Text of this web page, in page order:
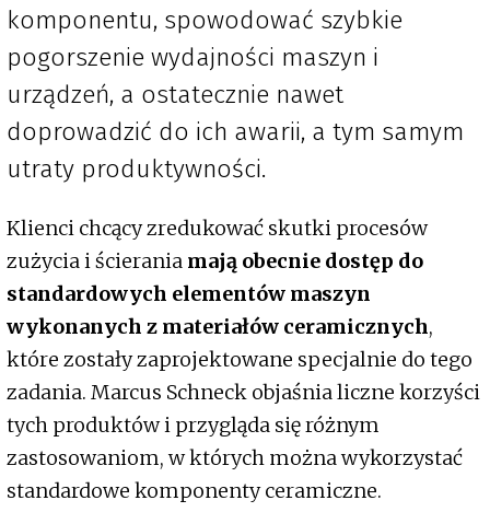
komponentu, spowodować szybkie
pogorszenie wydajności maszyn i
urządzeń, a ostatecznie nawet
doprowadzić do ich awarii, a tym samym
utraty produktywności.
Klienci chcący zredukować skutki procesów
zużycia i ścierania mają obecnie dostęp do
standardowych elementów maszyn
wykonanych z materiałów ceramicznych,
które zostały zaprojektowane specjalnie do tego
zadania. Marcus Schneck objaśnia liczne korzyści
tych produktów i przygląda się różnym
zastosowaniom, w których można wykorzystać
standardowe komponenty ceramiczne.